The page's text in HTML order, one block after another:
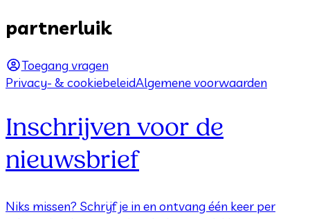
partnerluik
Toegang vragen
Privacy- & cookiebeleidAlgemene voorwaarden
Inschrijven voor de
nieuwsbrief
Niks missen? Schrijf je in en ontvang één keer per